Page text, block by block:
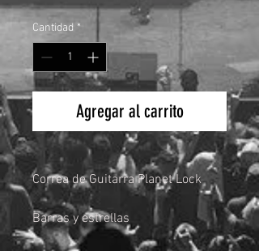
Cantidad *
Agregar al carrito
Correa de Guitarra Planet Lock
Barras y estrellas